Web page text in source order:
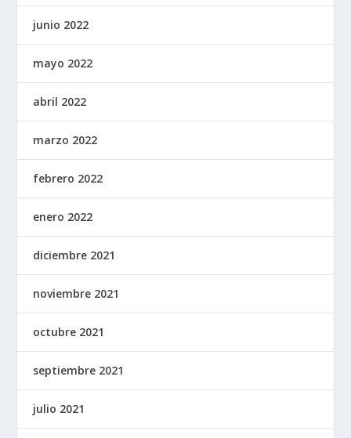
junio 2022
mayo 2022
abril 2022
marzo 2022
febrero 2022
enero 2022
diciembre 2021
noviembre 2021
octubre 2021
septiembre 2021
julio 2021